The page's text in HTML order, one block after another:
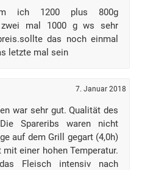
ich 1200 plus 800g
mal 1000 g ws sehr
das noch einmal
letzte mal sein
7. Januar 2018
war sehr gut. Qualität des
Spareribs waren nicht
auf dem Grill gegart (4,0h)
einer hohen Temperatur.
Fleisch intensiv nach